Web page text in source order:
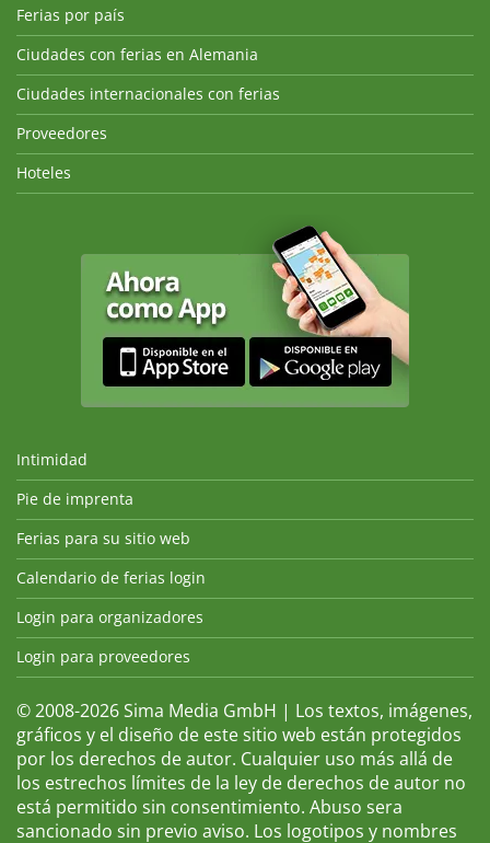
Ferias por país
Ciudades con ferias en Alemania
Ciudades internacionales con ferias
Proveedores
Hoteles
Intimidad
Pie de imprenta
Ferias para su sitio web
Calendario de ferias login
Login para organizadores
Login para proveedores
© 2008-2026 Sima Media GmbH | Los textos, imágenes,
gráficos y el diseño de este sitio web están protegidos
por los derechos de autor. Cualquier uso más allá de
los estrechos límites de la ley de derechos de autor no
está permitido sin consentimiento. Abuso sera
sancionado sin previo aviso. Los logotipos y nombres